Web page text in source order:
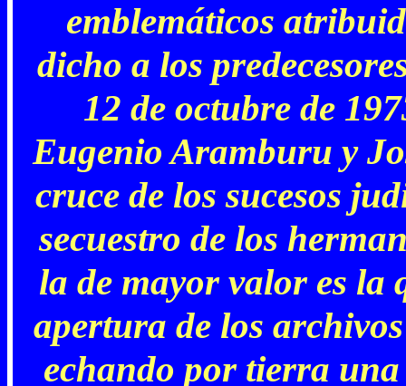
emblemáticos
dicho a los
12 de octubre de
Eugenio Aramburu y
cruce de los sucesos
secuestro de los
la de mayor valor es la
apertura de los
echando por tierra